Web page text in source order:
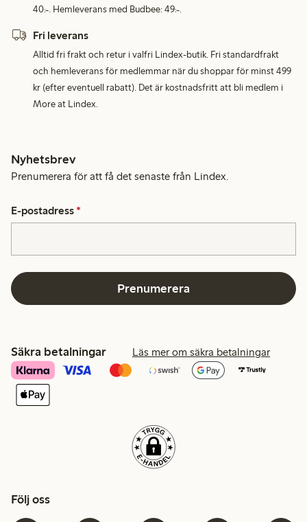
40:-. Hemleverans med Budbee: 49:-.
Fri leverans
Alltid fri frakt och retur i valfri Lindex-butik. Fri standardfrakt
och hemleverans för medlemmar när du shoppar för minst 499
kr (efter eventuell rabatt). Det är kostnadsfritt att bli medlem i
More at Lindex.
Nyhetsbrev
Prenumerera för att få det senaste från Lindex.
E-postadress *
Prenumerera
Säkra betalningar Läs mer om säkra betalningar
Följ oss